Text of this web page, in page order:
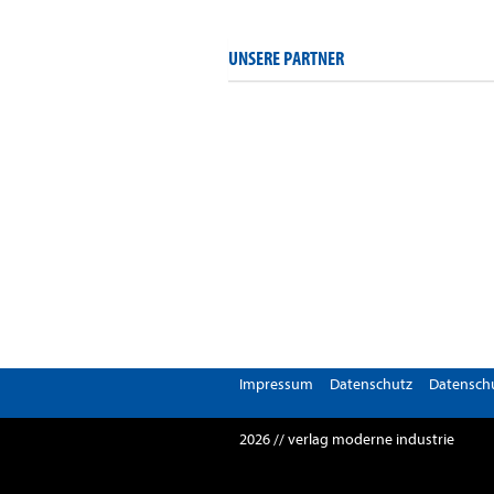
UNSERE PARTNER
Impressum Datenschutz
2026 // verlag moderne industrie